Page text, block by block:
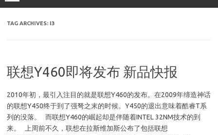
TAG ARCHIVES: I3
联想Y460即将发布 新品快报
2010年初，最引入注目的就是联想Y460的发布。在2009年缔造神话
的联想Y450终于到了强弩之末的时候。Y450的退出意味着酷睿T系
列的没落。 而联想Y460的崛起却是伴随着INTEL 32NM技术的到
来。 上周前不久，联想在拉斯维加斯公布了包括联想